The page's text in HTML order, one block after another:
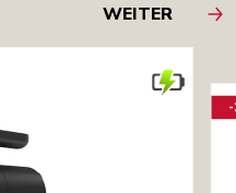
WEITER
-